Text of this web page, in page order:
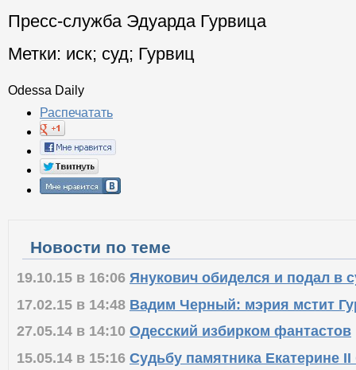
Пресс-служба Эдуарда Гурвица
Метки: иск; суд; Гурвиц
Odessa Daily
Распечатать
Новости по теме
19.10.15 в 16:06 Янукович обиделся и подал в
17.02.15 в 14:48 Вадим Черный: мэрия мстит
27.05.14 в 14:10 Одесский избирком фантастов
15.05.14 в 15:16 Судьбу памятника Екатерине